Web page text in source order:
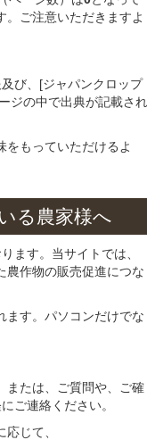
ご注意いただきますよ
び、[ジャパンクロップ
ジの中で出典が記載され
もっていただけるよ
る 農家様へ
ます。当サイトでは、
農作物の販売促進につな
ます。パソコンだけでな
または、ご質問や、ご確
ご連絡ください。
じて、